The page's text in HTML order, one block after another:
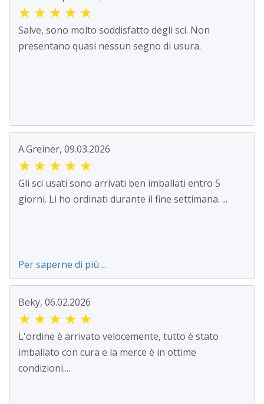
★ ★ ★ ★ ★
Salve, sono molto soddisfatto degli sci. Non
presentano quasi nessun segno di usura.
A.Greiner, 09.03.2026
★ ★ ★ ★ ★
Gli sci usati sono arrivati ben imballati entro 5
giorni. Li ho ordinati durante il fine settimana. ...
Per saperne di più ...
Beky, 06.02.2026
★ ★ ★ ★ ★
L'ordine è arrivato velocemente, tutto è stato
imballato con cura e la merce è in ottime
condizioni....